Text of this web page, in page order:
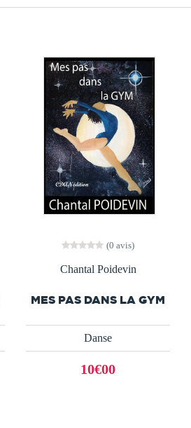
(0 avis)
Chantal Poidevin
MES PAS DANS LA GYM
Danse
10€00